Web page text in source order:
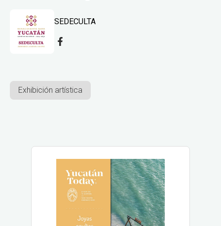
SEDECULTA
Exhibición artística